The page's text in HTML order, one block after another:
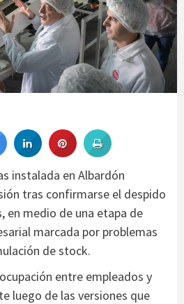
instalada en Albardón
tras confirmarse el despido
en medio de una etapa de
marcada por problemas
de stock.
entre empleados y
luego de las versiones que